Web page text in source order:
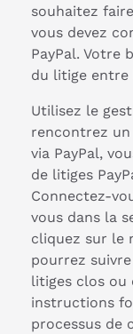
souhaitez
vous devez
PayPal. Votre
du litige entre
Utilisez le
rencontrez
via PayPal,
de litiges
Connectez-
vous dans la
cliquez sur le
pourrez
litiges clos ou
instructions
processus de